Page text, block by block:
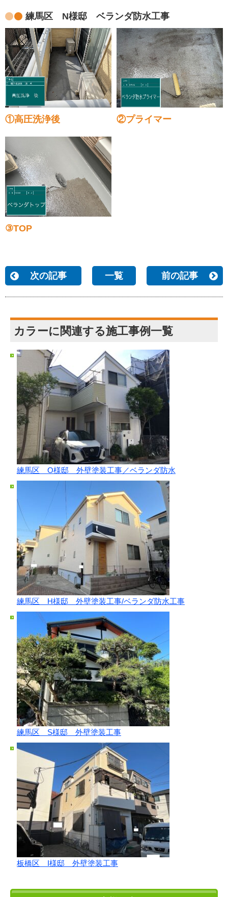
練馬区 N様邸 ベランダ防水工事
①高圧洗浄後 ②プライマー
③TOP
次の記事 一覧 前の記事
カラーに関連する施工事例一覧
練馬区 O様邸 外壁塗装工事／ベランダ防水
練馬区 H様邸 外壁塗装工事/ベランダ防水工事
練馬区 S様邸 外壁塗装工事
板橋区 I様邸 外壁塗装工事